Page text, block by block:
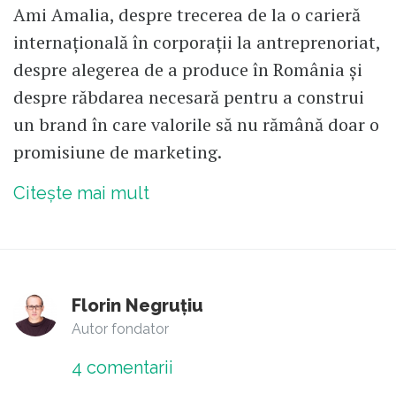
Ami Amalia, despre trecerea de la o carieră
internațională în corporații la antreprenoriat,
despre alegerea de a produce în România și
despre răbdarea necesară pentru a construi
un brand în care valorile să nu rămână doar o
promisiune de marketing.
Citește mai mult
Florin Negruțiu
Autor fondator
4 comentarii